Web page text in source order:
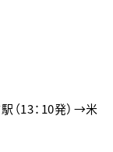
（13：10発）→米